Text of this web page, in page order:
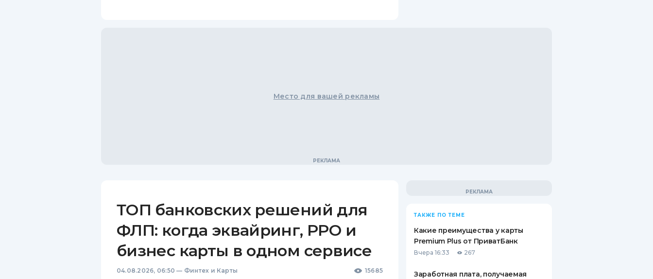
Место для вашей рекламы
ТОП банковских решений для
ФЛП: когда эквайринг, РРО и
бизнес карты в одном сервисе
04.08.2026, 06:50 — Финтех и Карты 15685
ТАКЖЕ ПО ТЕМЕ
Какие преимущества у карты
Premium Plus от ПриватБанк
Вчера 16:33 267
Заработная плата, получаемая